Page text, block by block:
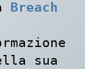
Breach
sua